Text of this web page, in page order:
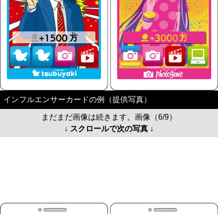
インフルエンサーカードの例（提供写真）
まだまだ画像は続きます。画像（6/9）
↓ スクロールで次の写真 ↓